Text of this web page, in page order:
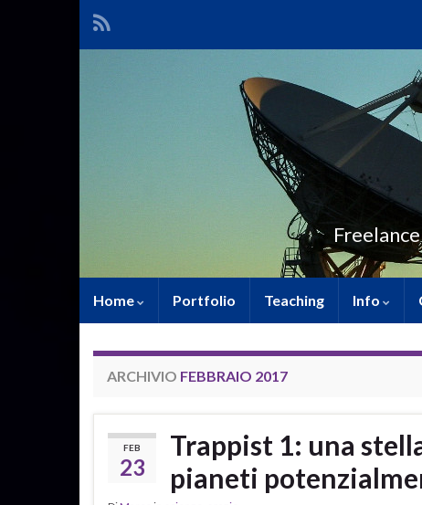
Home Portfolio Teaching Info
ARCHIVIO FEBBRAIO 2017
FEB
23
Trappist 1: una
pianeti